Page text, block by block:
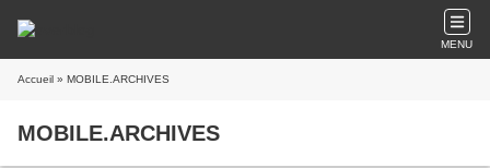
MENU
Accueil » MOBILE.ARCHIVES
MOBILE.ARCHIVES